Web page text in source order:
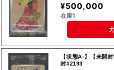
¥500,000
在庫1
【状態A-】【未開
封#2193